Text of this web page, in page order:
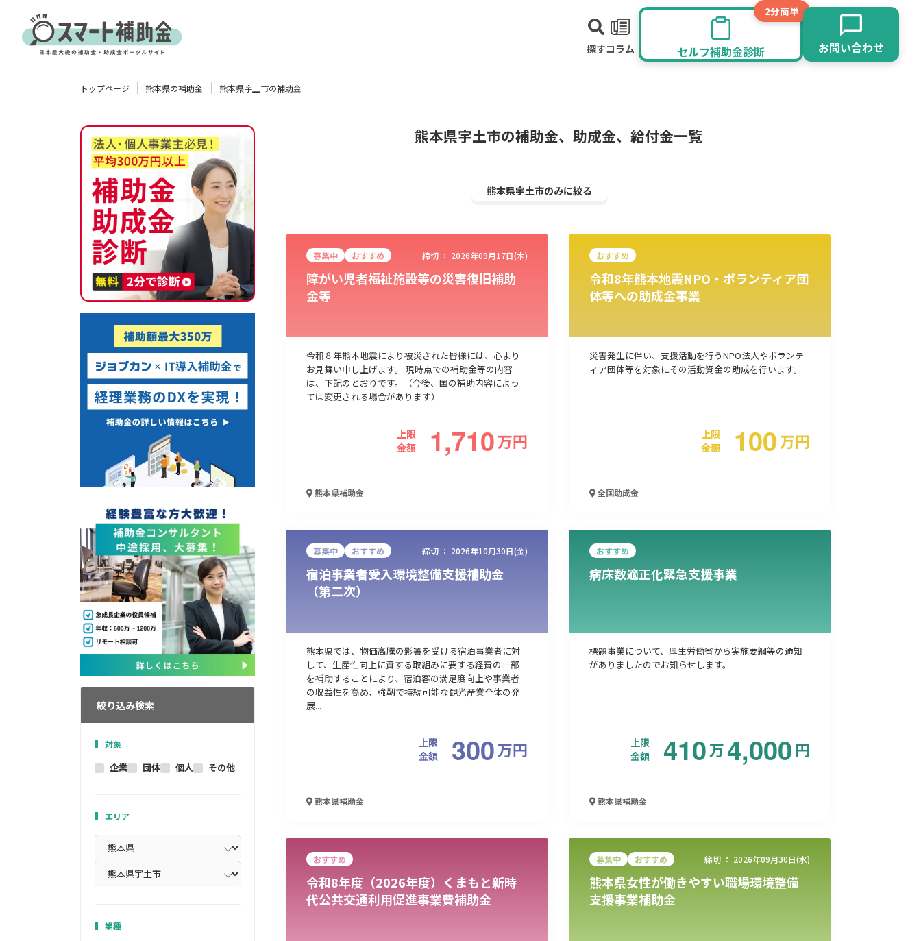
探すコラム
2分簡単
セルフ補助金診断 お問い合わせ
製造業 情報通信業 卸売･小売業 建設･不動産業 サービス業 医療･福祉 農業･林業 宿泊･旅館業 その他
販路拡大 海外展開
検索
トップページ 熊本県の補助金 熊本県宇土市の補助金
絞り込み検索
対象
企業 団体 個人 その他
エリア
業種
熊本県宇土市の補助金、助成金、給付金一覧
熊本県宇土市のみに絞る
募集中 おすすめ 締切 ： 2026年09月17日(木)
障がい児者福祉施設等の災害復旧補助
金等
令和８年熊本地震により被災された皆様には、心より
お見舞い申し上げます。 現時点での補助金等の内容
は、下記のとおりです。（今後、国の補助内容によっ
ては変更される場合があります）
上限
金額
1,710万円
熊本県補助金
おすすめ
令和8年熊本地震NPO・ボランティア団
体等への助成金事業
災害発生に伴い、支援活動を行うNPO法人やボランテ
ィア団体等を対象にその活動資金の助成を行います。
上限
金額
100万円
全国助成金
募集中 おすすめ 締切 ： 2026年10月30日(金)
宿泊事業者受入環境整備支援補助金
（第二次）
熊本県では、物価高騰の影響を受ける宿泊事業者に対
して、生産性向上に資する取組みに要する経費の一部
を補助することにより、宿泊客の満足度向上や事業者
の収益性を高め、強靭で持続可能な観光産業全体の発
展...
上限
金額
300万円
熊本県補助金
おすすめ
病床数適正化緊急支援事業
標題事業について、厚生労働省から実施要綱等の通知
がありましたのでお知らせします。
上限
金額
410万4,000円
熊本県補助金
おすすめ
令和8年度（2026年度）くまもと新時
代公共交通利用促進事業費補助金
募集中 おすすめ 締切 ： 2026年09月30日(水)
熊本県女性が働きやすい職場環境整備
支援事業補助金